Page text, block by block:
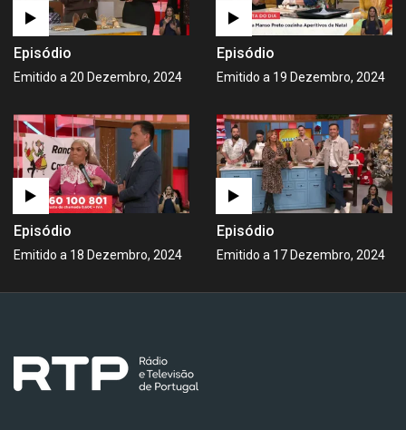
Episódio
Emitido a 20 Dezembro, 2024
Episódio
Emitido a 19 Dezembro, 2024
Episódio
Emitido a 18 Dezembro, 2024
Episódio
Emitido a 17 Dezembro, 2024